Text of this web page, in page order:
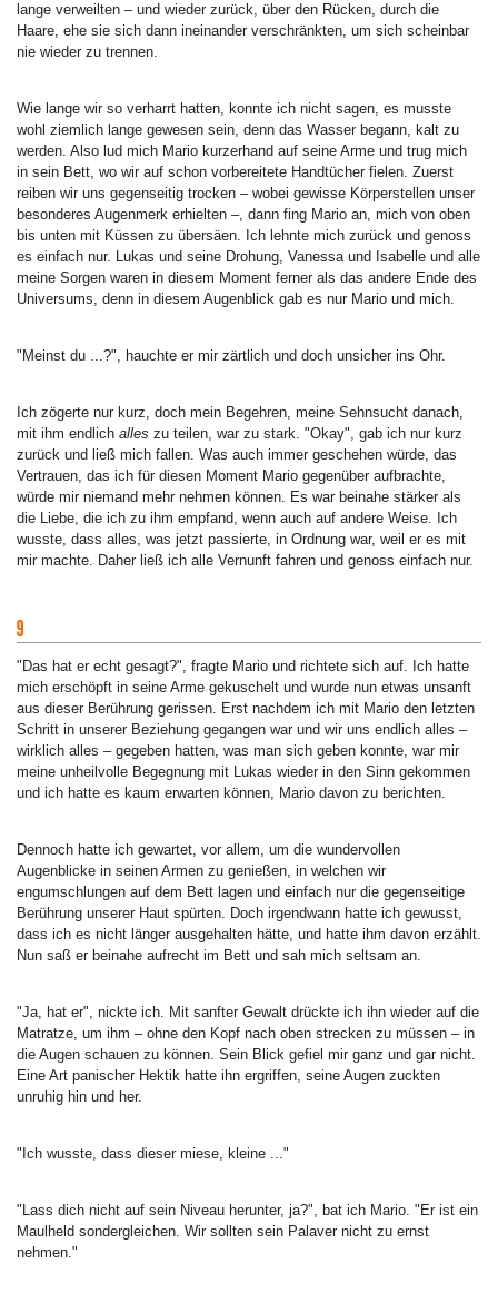
lange verweilten – und wieder zurück, über den Rücken, durch die
Haare, ehe sie sich dann ineinander verschränkten, um sich scheinbar
nie wieder zu trennen.
Wie lange wir so verharrt hatten, konnte ich nicht sagen, es musste
wohl ziemlich lange gewesen sein, denn das Wasser begann, kalt zu
werden. Also lud mich Mario kurzerhand auf seine Arme und trug mich
in sein Bett, wo wir auf schon vorbereitete Handtücher fielen. Zuerst
reiben wir uns gegenseitig trocken – wobei gewisse Körperstellen unser
besonderes Augenmerk erhielten –, dann fing Mario an, mich von oben
bis unten mit Küssen zu übersäen. Ich lehnte mich zurück und genoss
es einfach nur. Lukas und seine Drohung, Vanessa und Isabelle und alle
meine Sorgen waren in diesem Moment ferner als das andere Ende des
Universums, denn in diesem Augenblick gab es nur Mario und mich.
"Meinst du ...?", hauchte er mir zärtlich und doch unsicher ins Ohr.
Ich zögerte nur kurz, doch mein Begehren, meine Sehnsucht danach,
mit ihm endlich alles zu teilen, war zu stark. "Okay", gab ich nur kurz
zurück und ließ mich fallen. Was auch immer geschehen würde, das
Vertrauen, das ich für diesen Moment Mario gegenüber aufbrachte,
würde mir niemand mehr nehmen können. Es war beinahe stärker als
die Liebe, die ich zu ihm empfand, wenn auch auf andere Weise. Ich
wusste, dass alles, was jetzt passierte, in Ordnung war, weil er es mit
mir machte. Daher ließ ich alle Vernunft fahren und genoss einfach nur.
"Das hat er echt gesagt?", fragte Mario und richtete sich auf. Ich hatte
mich erschöpft in seine Arme gekuschelt und wurde nun etwas unsanft
aus dieser Berührung gerissen. Erst nachdem ich mit Mario den letzten
Schritt in unserer Beziehung gegangen war und wir uns endlich alles –
wirklich alles – gegeben hatten, was man sich geben konnte, war mir
meine unheilvolle Begegnung mit Lukas wieder in den Sinn gekommen
und ich hatte es kaum erwarten können, Mario davon zu berichten.
Dennoch hatte ich gewartet, vor allem, um die wundervollen
Augenblicke in seinen Armen zu genießen, in welchen wir
engumschlungen auf dem Bett lagen und einfach nur die gegenseitige
Berührung unserer Haut spürten. Doch irgendwann hatte ich gewusst,
dass ich es nicht länger ausgehalten hätte, und hatte ihm davon erzählt.
Nun saß er beinahe aufrecht im Bett und sah mich seltsam an.
"Ja, hat er", nickte ich. Mit sanfter Gewalt drückte ich ihn wieder auf die
Matratze, um ihm – ohne den Kopf nach oben strecken zu müssen – in
die Augen schauen zu können. Sein Blick gefiel mir ganz und gar nicht.
Eine Art panischer Hektik hatte ihn ergriffen, seine Augen zuckten
unruhig hin und her.
"Ich wusste, dass dieser miese, kleine ..."
"Lass dich nicht auf sein Niveau herunter, ja?", bat ich Mario. "Er ist ein
Maulheld sondergleichen. Wir sollten sein Palaver nicht zu ernst
nehmen."